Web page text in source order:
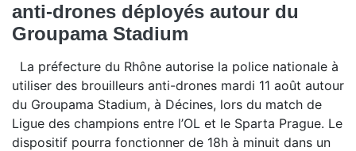
anti-drones déployés autour du
Groupama Stadium
La préfecture du Rhône autorise la police nationale à
utiliser des brouilleurs anti-drones mardi 11 août autour
du Groupama Stadium, à Décines, lors du match de
Ligue des champions entre l’OL et le Sparta Prague. Le
dispositif pourra fonctionner de 18h à minuit dans un